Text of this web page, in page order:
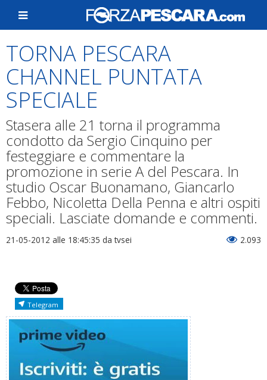
TORNA PESCARA
CHANNEL PUNTATA
SPECIALE
Stasera alle 21 torna il programma
condotto da Sergio Cinquino per
festeggiare e commentare la
promozione in serie A del Pescara. In
studio Oscar Buonamano, Giancarlo
Febbo, Nicoletta Della Penna e altri ospiti
speciali. Lasciate domande e commenti.
21-05-2012 alle 18:45:35 da tvsei 2.093
Telegram